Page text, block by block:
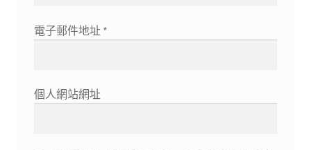
電子郵件地址 *
個人網站網址